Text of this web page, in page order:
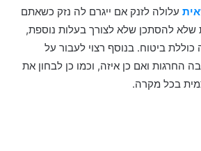
עלולה לזנק אם ייגרם לה נזק כשאתם
להסתכן שלא לצורך בעלות נוספת,
ביטוח. בנוסף רצוי לעבור על
החרגות ואם כן איזה, וכמו כן לבחון את
בכל מקרה.